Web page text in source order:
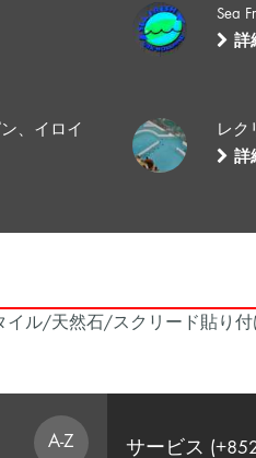
Sea
詳
、イロイ
レク
詳
イル/天然石/スクリード貼り付
A-Z サービス